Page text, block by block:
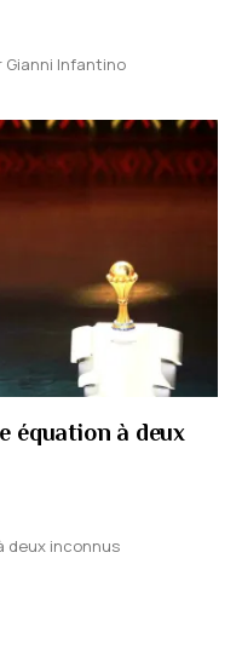
Gianni Infantino
équation à deux
deux inconnus